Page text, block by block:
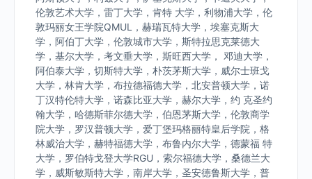
伦敦艺术大学，雷丁大学，肯特 大学，利物浦大学，伦
敦玛丽女王学院QMUL，赫瑞瓦特大学，埃塞克斯大
学，阿伯丁大学，伦敦城市大学，斯特拉思克莱德大
学，基尔大学，考文垂大学，斯旺西大学， 邓迪大学，
阿伯泰大学，切斯特大学，朴茨茅斯大学，威尔士班戈
大学，林肯大学，布拉德福德大学，北安普顿大学，诺
丁汉特伦特大学，诺森比亚大学，赫尔大学，约 克圣约
翰大学，哈德斯菲尔德大学，伯恩茅斯大学，伦敦商学
院大学，罗汉普顿大学，爱丁堡玛格丽特皇后学院，格
林威治大学，赫特福德大学，布鲁内尔大学，德蒙福 特
大学，罗伯特戈登大学RGU，索尔福德大学，桑德兰大
学，威斯敏斯特大学，南岸大学，圣安德鲁斯大学，普